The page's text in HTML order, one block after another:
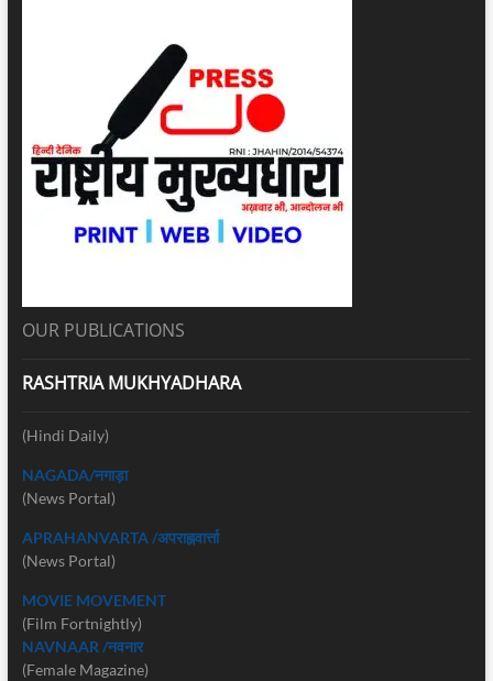
OUR PUBLICATIONS
RASHTRIA MUKHYADHARA
(Hindi Daily)
NAGADA/नगाड़ा
(News Portal)
APRAHANVARTA /अपराह्नवार्त्ता
(News Portal)
MOVIE MOVEMENT
(Film Fortnightly)
NAVNAAR /नवनार
(Female Magazine)